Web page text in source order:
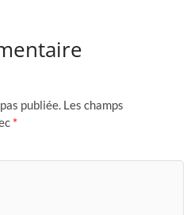
publiée. Les champs
*